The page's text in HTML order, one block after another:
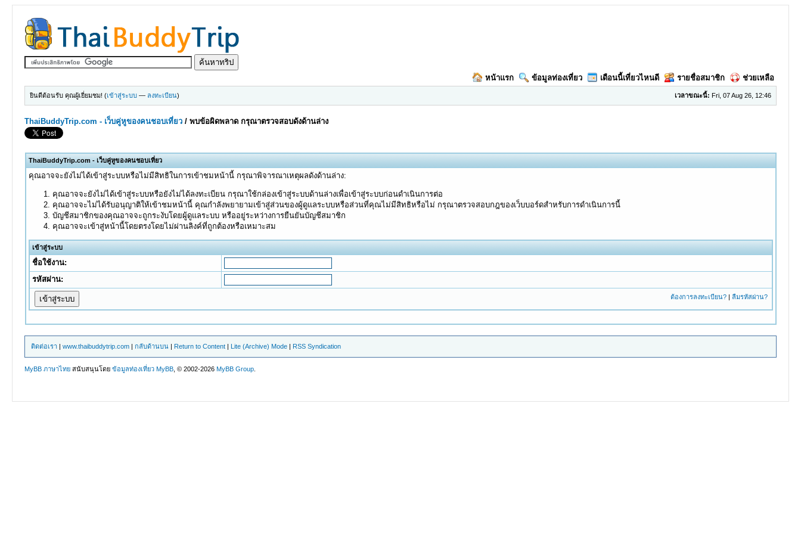
หน้าแรก ข้อมูลท่องเที่ยว เดือนนี้เที่ยวไหนดี รายชื่อสมาชิก ช่วยเหลือ
เวลาขณะนี้: Fri, 07 Aug 26, 12:46
ยินดีต้อนรับ คุณผู้เยี่ยมชม! (เข้าสู่ระบบ — ลงทะเบียน)
ThaiBuddyTrip.com - เว็บคู่หูของคนชอบเที่ยว /พบข้อผิดพลาด กรุณาตรวจสอบดังด้านล่าง
ThaiBuddyTrip.com - เว็บคู่หูของคนชอบเที่ยว
คุณอาจจะยังไม่ได้เข้าสู่ระบบหรือไม่มีสิทธิในการเข้าชมหน้านี้ กรุณาพิจารณาเหตุผลดังด้านล่าง:
คุณอาจจะยังไม่ได้เข้าสู่ระบบหรือยังไม่ได้ลงทะเบียน กรุณาใช้กล่องเข้าสู่ระบบด้านล่างเพื่อเข้าสู่ระบบก่อนดำเนินการต่อ
คุณอาจจะไม่ได้รับอนุญาติให้เข้าชมหน้านี้ คุณกำลังพยายามเข้าสู่ส่วนของผู้ดูแลระบบหรือส่วนที่คุณไม่มีสิทธิหรือไม่ กรุณาตรวจสอบกฎของเว็บบอร์ดสำหรับการดำเนินการนี้
บัญชีสมาชิกของคุณอาจจะถูกระงับโดยผู้ดูแลระบบ หรืออยู่ระหว่างการยืนยันบัญชีสมาชิก
คุณอาจจะเข้าสู่หน้านี้โดยตรงโดยไม่ผ่านลิงค์ที่ถูกต้องหรือเหมาะสม
เข้าสู่ระบบ
ชื่อใช้งาน:
รหัสผ่าน:
ต้องการลงทะเบียน?| ลืมรหัสผ่าน?
ติดต่อเรา |www.thaibuddytrip.com |กลับด้านบน | Return to Content | Lite (Archive) Mode | RSS Syndication
MyBB ภาษาไทย สนับสนุนโดยข้อมูลท่องเที่ยว MyBB , © 2002-2026MyBB Group